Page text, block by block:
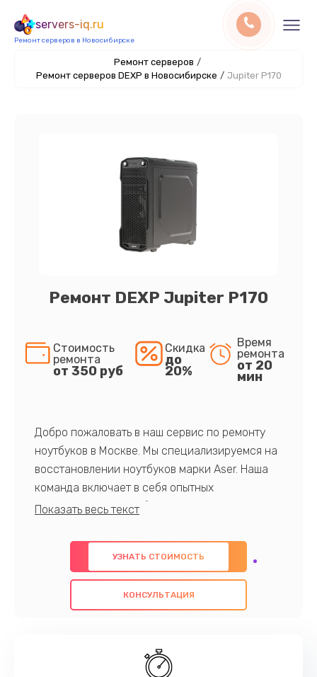
servers-iq.ru
Ремонт серверов в Новосибирске
Ремонт серверов /
Ремонт серверов DEXP в Новосибирске / Jupiter P170
Ремонт DEXP Jupiter P170
Стоимость
ремонта
от 350 руб
Скидка
до
20%
Время
ремонта
от 20
мин
Добро пожаловать в наш сервис по ремонту
ноутбуков в Москве. Мы специализируемся на
восстановлении ноутбуков марки Aser. Наша
команда включает в себя опытных
профессионалов с обширными знаниями и
предлагаем быстрый и качественный ремонт с
использованием оригинальных компонентов, а
также гарантируем качество всех
проведенных работ. Наша цель - предоставить
наилучшим образом. Не медлите записаться на
УЗНАТЬ СТОИМОСТЬ
КОНСУЛЬТАЦИЯ